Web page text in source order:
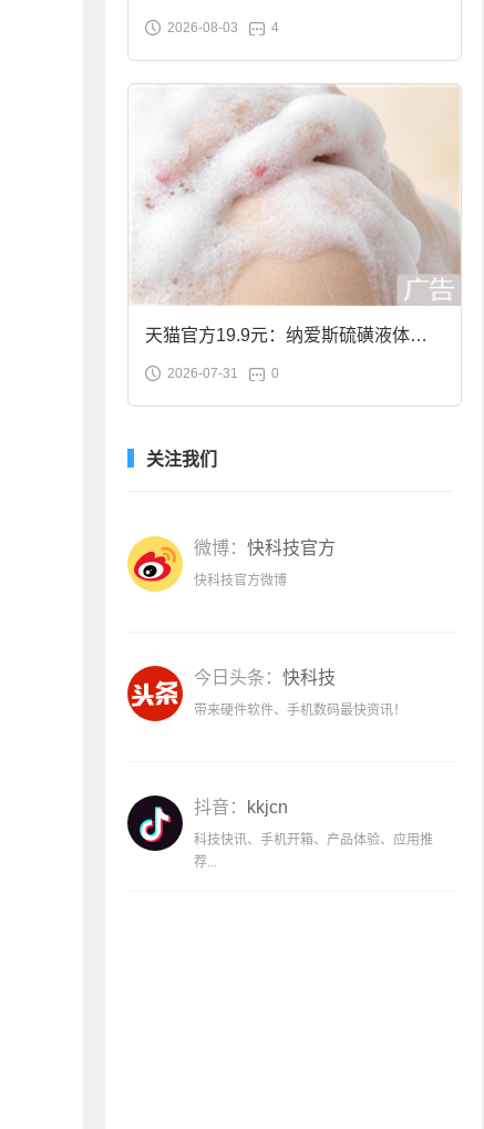
合金筷子大促：19.9元
2026-08-03 4
天猫官方19.9元：纳爱斯硫磺液体香
皂2斤大促
2026-07-31 0
关注我们
微博： 快科技官方
快科技官方微博
今日头条： 快科技
带来硬件软件、手机数码最快资讯！
抖音： kkjcn
科技快讯、手机开箱、产品体验、应用推
荐...